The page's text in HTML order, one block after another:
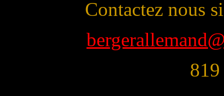
Contactez nous